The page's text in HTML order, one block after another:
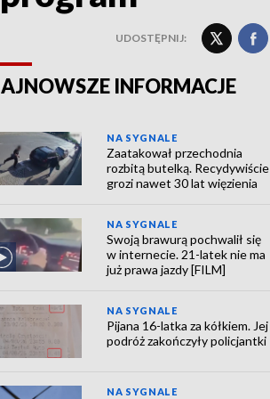
UDOSTĘPNIJ:
INFORMACJE
NA SYGNALE
Zaatakował przechodnia
rozbitą butelką. Recydywiście
grozi nawet 30 lat więzienia
NA SYGNALE
Swoją brawurą pochwalił się
w internecie. 21-latek nie ma
już prawa jazdy [FILM]
NA SYGNALE
Pijana 16-latka za kółkiem. Jej
podróż zakończyły policjantki
NA SYGNALE